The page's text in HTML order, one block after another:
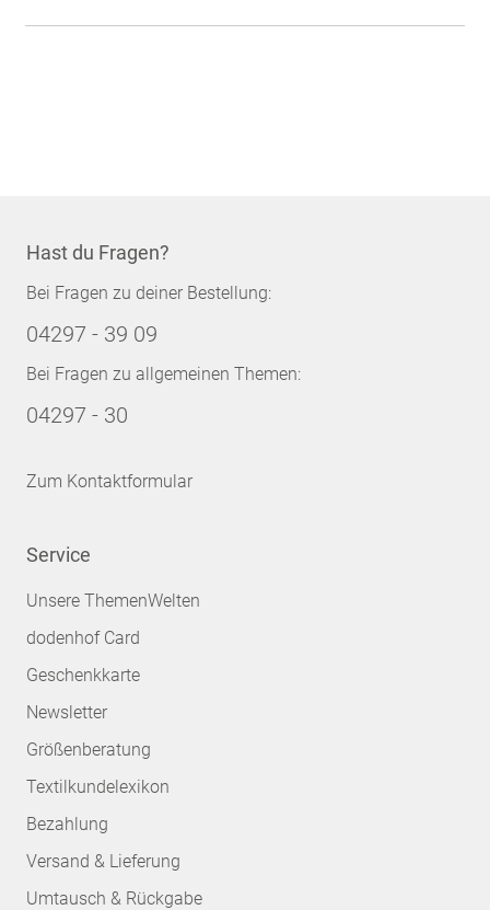
Hast du Fragen?
Bei Fragen zu deiner Bestellung:
04297 - 39 09
Bei Fragen zu allgemeinen Themen:
04297 - 30
Zum Kontaktformular
Service
Unsere ThemenWelten
dodenhof Card
Geschenkkarte
Newsletter
Größenberatung
Textilkundelexikon
Bezahlung
Versand & Lieferung
Umtausch & Rückgabe